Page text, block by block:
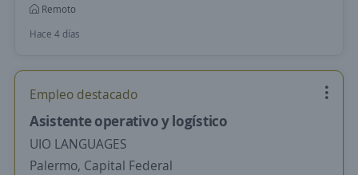
Remoto
Hace 4 días
Empleo destacado
Asistente operativo y logístico
UIO LANGUAGES
Palermo, Capital Federal